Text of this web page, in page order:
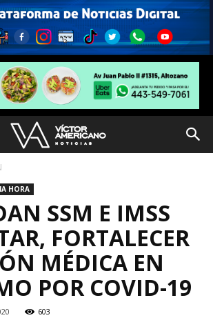
HORA
SSM E IMSS
FORTALECER
MÉDICA EN
POR COVID-19
603